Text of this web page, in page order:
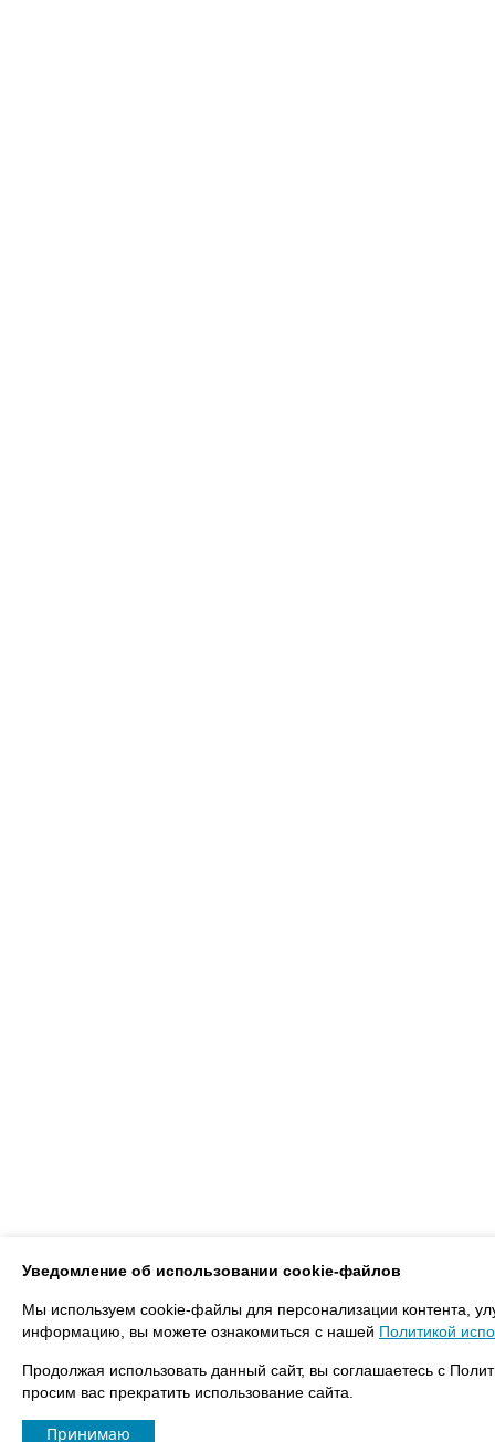
Уведомление об использовании cookie-файлов
Мы используем cookie-файлы для персонализации контента,
информацию, вы можете ознакомиться с нашей Политикой
Продолжая использовать данный сайт, вы соглашаетесь с
просим вас прекратить использование сайта.
Принимаю